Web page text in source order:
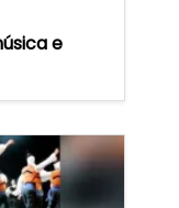
e